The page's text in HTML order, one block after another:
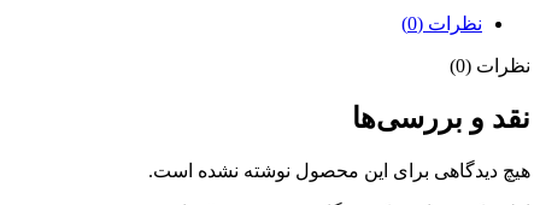
نظرات (0)
نظرات (0)
نقد و بررسی‌ها
هیچ دیدگاهی برای این محصول نوشته نشده است.